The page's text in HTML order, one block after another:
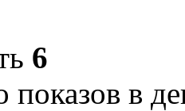
6
показов в